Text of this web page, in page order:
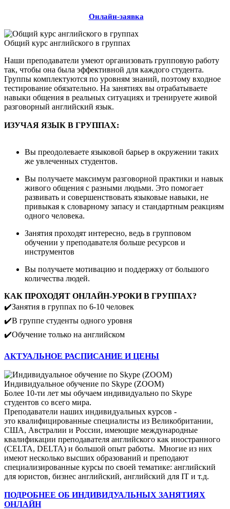
Онлайн-заявка
Общий курс английского в группах
Наши преподаватели умеют организовать групповую работу
так, чтобы она была эффективной для каждого студента.
Группы комплектуются по уровням знаний, поэтому входное
тестирование обязательно. На занятиях вы отрабатываете
навыки общения в реальных ситуациях и тренируете живой
разговорный английский язык.
ИЗУЧАЯ ЯЗЫК В ГРУППАХ:
Вы преодолеваете языковой барьер в окружении таких
же увлеченных студентов.
Вы получаете максимум разговорной практики и навык
живого общения с разными людьми. Это помогает
развивать и совершенствовать языковые навыки, не
привыкая к словарному запасу и стандартным реакциям
одного человека.
Занятия проходят интересно, ведь в групповом
обучении у преподавателя больше ресурсов и
инструментов
Вы получаете мотивацию и поддержку от большого
количества людей.
КАК ПРОХОДЯТ ОНЛАЙН-УРОКИ В ГРУППАХ?
✔️Занятия в группах по 6-10 человек
✔️В группе студенты одного уровня
✔️Обучение только на английском
АКТУАЛЬНОЕ РАСПИСАНИЕ И ЦЕНЫ
Индивидуальное обучение по Skype (ZOOM)
Более 10-ти лет мы обучаем индивидуально по Skype
студентов со всего мира.
Преподаватели наших индивидуальных курсов -
это квалифицированные специалисты из Великобритании,
США, Австралии и России, имеющие международные
квалификации преподавателя английского как иностранного
(CELTA, DELTA) и большой опыт работы. Многие из них
имеют несколько высших образований и преподают
специализированные курсы по своей тематике: английский
для юристов, бизнес английский, английский для IT и т.д.
ПОДРОБНЕЕ ОБ ИНДИВИДУАЛЬНЫХ ЗАНЯТИЯХ
ОНЛАЙН